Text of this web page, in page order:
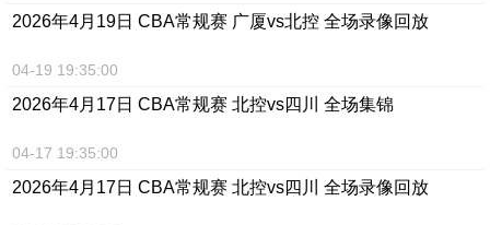
2026年4月19日 CBA常规赛 广厦vs北控 全场录像回放
04-19 19:35:00
2026年4月17日 CBA常规赛 北控vs四川 全场集锦
04-17 19:35:00
2026年4月17日 CBA常规赛 北控vs四川 全场录像回放